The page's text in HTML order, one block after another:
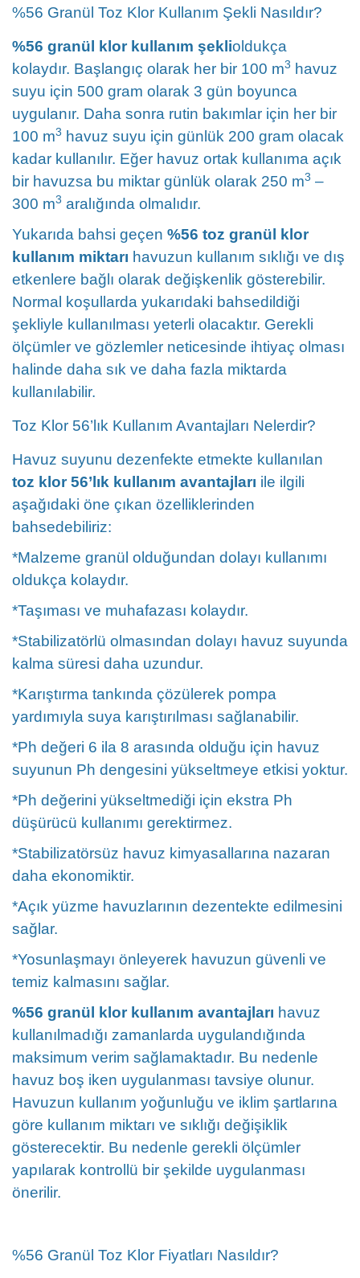
%56 Granül Toz Klor Kullanım Şekli Nasıldır?
%56 granül klor kullanım şeklioldukça
kolaydır. Başlangıç olarak her bir 100 m3 havuz
suyu için 500 gram olarak 3 gün boyunca
uygulanır. Daha sonra rutin bakımlar için her bir
100 m3 havuz suyu için günlük 200 gram olacak
kadar kullanılır. Eğer havuz ortak kullanıma açık
bir havuzsa bu miktar günlük olarak 250 m3 –
300 m3 aralığında olmalıdır.
Yukarıda bahsi geçen %56 toz granül klor
kullanım miktarı havuzun kullanım sıklığı ve dış
etkenlere bağlı olarak değişkenlik gösterebilir.
Normal koşullarda yukarıdaki bahsedildiği
şekliyle kullanılması yeterli olacaktır. Gerekli
ölçümler ve gözlemler neticesinde ihtiyaç olması
halinde daha sık ve daha fazla miktarda
kullanılabilir.
Toz Klor 56’lık Kullanım Avantajları Nelerdir?
Havuz suyunu dezenfekte etmekte kullanılan
toz klor 56’lık kullanım avantajları ile ilgili
aşağıdaki öne çıkan özelliklerinden
bahsedebiliriz:
*Malzeme granül olduğundan dolayı kullanımı
oldukça kolaydır.
*Taşıması ve muhafazası kolaydır.
*Stabilizatörlü olmasından dolayı havuz suyunda
kalma süresi daha uzundur.
*Karıştırma tankında çözülerek pompa
yardımıyla suya karıştırılması sağlanabilir.
*Ph değeri 6 ila 8 arasında olduğu için havuz
suyunun Ph dengesini yükseltmeye etkisi yoktur.
*Ph değerini yükseltmediği için ekstra Ph
düşürücü kullanımı gerektirmez.
*Stabilizatörsüz havuz kimyasallarına nazaran
daha ekonomiktir.
*Açık yüzme havuzlarının dezentekte edilmesini
sağlar.
*Yosunlaşmayı önleyerek havuzun güvenli ve
temiz kalmasını sağlar.
%56 granül klor kullanım avantajları havuz
kullanılmadığı zamanlarda uygulandığında
maksimum verim sağlamaktadır. Bu nedenle
havuz boş iken uygulanması tavsiye olunur.
Havuzun kullanım yoğunluğu ve iklim şartlarına
göre kullanım miktarı ve sıklığı değişiklik
gösterecektir. Bu nedenle gerekli ölçümler
yapılarak kontrollü bir şekilde uygulanması
önerilir.
%56 Granül Toz Klor Fiyatları Nasıldır?